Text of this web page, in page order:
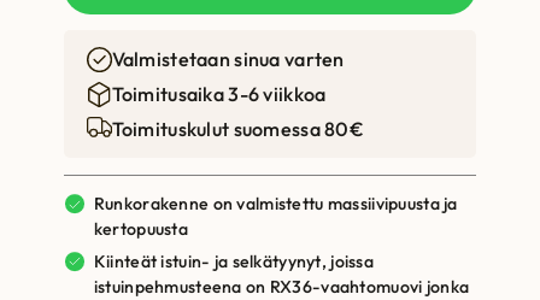
Valmistetaan sinua varten
Toimitusaika 3-6 viikkoa
Toimituskulut suomessa 80€
Runkorakenne on valmistettu massiivipuusta ja
kertopuusta
Kiinteät istuin- ja selkätyynyt, joissa
istuinpehmusteena on RX36-vaahtomuovi jonka